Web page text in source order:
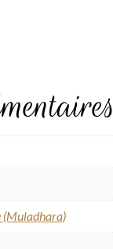
(Muladhara)